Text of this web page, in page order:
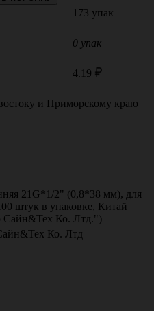
173 упак
0 упак
4.19
и Приморскому краю
21G*1/2" (0,8*38 мм), для
штук в упаковке, Китай
Ко. Лтд.")
Ко. Лтд